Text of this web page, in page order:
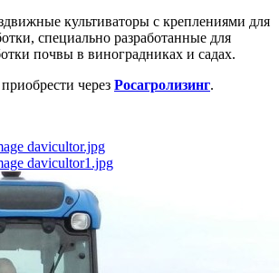
культиваторы с креплениями для
специально разработанные для
почвы в виноградниках и садах.
через Росагролизинг.